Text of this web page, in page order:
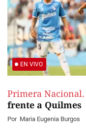
EN VIVO
Primera Nacional.
frente a Quilmes
Por Maria Eugenia Burgos